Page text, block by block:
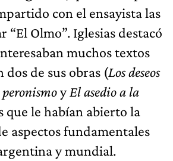
con el ensayista las
“El Olmo”. Iglesias destacó
muchos textos
dos de sus obras (Los deseos
yEl asedio a la
que le habían abierto la
aspectos fundamentales
y mundial.